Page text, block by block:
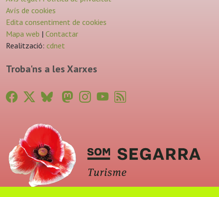
Avís de cookies
Edita consentiment de cookies
Mapa web | Contactar
Realització: cdnet
Troba'ns a les Xarxes